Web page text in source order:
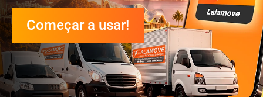
Começar a usar!